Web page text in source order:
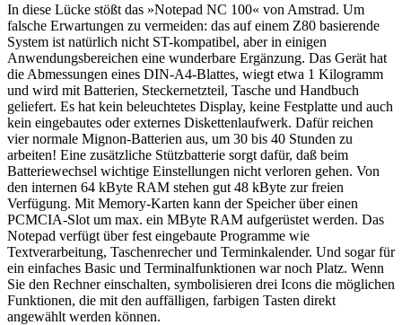
In diese Lücke stößt das »Notepad NC 100« von Amstrad. Um
falsche Erwartungen zu vermeiden: das auf einem Z80 basierende
System ist natürlich nicht ST-kompatibel, aber in einigen
Anwendungsbereichen eine wunderbare Ergänzung. Das Gerät hat
die Abmessungen eines DIN-A4-Blattes, wiegt etwa 1 Kilogramm
und wird mit Batterien, Steckernetzteil, Tasche und Handbuch
geliefert. Es hat kein beleuchtetes Display, keine Festplatte und auch
kein eingebautes oder externes Diskettenlaufwerk. Dafür reichen
vier normale Mignon-Batterien aus, um 30 bis 40 Stunden zu
arbeiten! Eine zusätzliche Stützbatterie sorgt dafür, daß beim
Batteriewechsel wichtige Einstellungen nicht verloren gehen. Von
den internen 64 kByte RAM stehen gut 48 kByte zur freien
Verfügung. Mit Memory-Karten kann der Speicher über einen
PCMCIA-Slot um max. ein MByte RAM aufgerüstet werden. Das
Notepad verfügt über fest eingebaute Programme wie
Textverarbeitung, Taschenrecher und Terminkalender. Und sogar für
ein einfaches Basic und Terminalfunktionen war noch Platz. Wenn
Sie den Rechner einschalten, symbolisieren drei Icons die möglichen
Funktionen, die mit den auffälligen, farbigen Tasten direkt
angewählt werden können.